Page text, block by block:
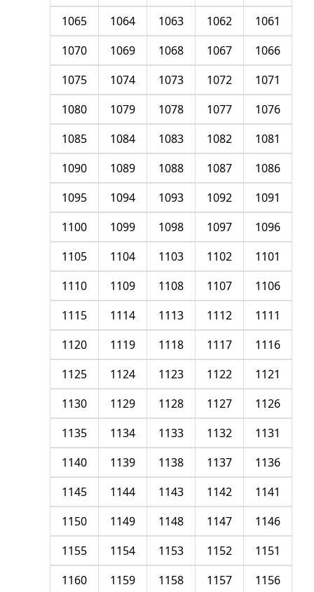
1061
1062
1063
1064
1065
1066
1067
1068
1069
1070
1071
1072
1073
1074
1075
1076
1077
1078
1079
1080
1081
1082
1083
1084
1085
1086
1087
1088
1089
1090
1091
1092
1093
1094
1095
1096
1097
1098
1099
1100
1101
1102
1103
1104
1105
1106
1107
1108
1109
1110
1111
1112
1113
1114
1115
1116
1117
1118
1119
1120
1121
1122
1123
1124
1125
1126
1127
1128
1129
1130
1131
1132
1133
1134
1135
1136
1137
1138
1139
1140
1141
1142
1143
1144
1145
1146
1147
1148
1149
1150
1151
1152
1153
1154
1155
1156
1157
1158
1159
1160